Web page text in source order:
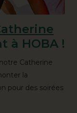
à HOBA !
Catherine
la
pour des soirées